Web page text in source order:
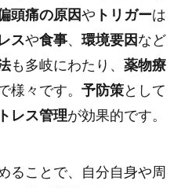
頭痛の原因や トリガーは
スや食事、 環境要因など
も多岐にわたり、 薬物療
様々です。 予防策として
レス管理が効果的です。
ることで、自分自身や周